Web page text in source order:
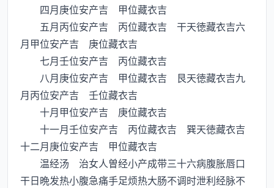
四月庚位安产吉 甲位藏衣吉
五月丙位安产吉 丙位藏衣吉 干天徳藏衣吉六
月甲位安产吉 庚位藏衣吉
七月壬位安产吉 丙位藏衣吉
八月庚位安产吉 甲位藏衣吉 艮天徳藏衣吉九
月丙位安产吉 壬位藏衣吉
十月甲位安产吉 庚位藏衣吉
十一月壬位安产吉 丙位藏衣吉 巽天徳藏衣吉
十二月庚位安产吉 甲位藏衣吉
温经汤 治女人曽经小产成带三十六病腹胀唇口
干日晩发热小腹急痛手足烦热大肠不调时泄利经脉不